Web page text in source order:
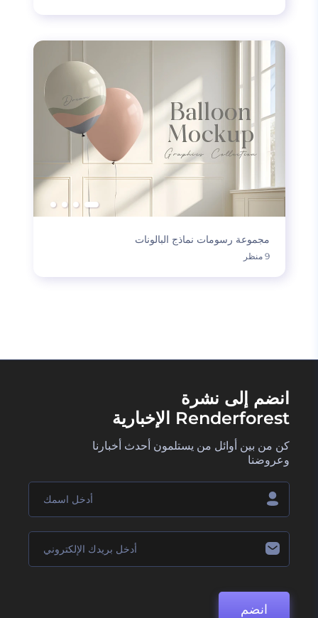
مجموعة رسومات نماذج البالونات
9 منظر
انضم إلى نشرة
Renderforest الإخبارية
كن من بين أوائل من يستلمون أحدث أخبارنا
وعروضنا
انضم